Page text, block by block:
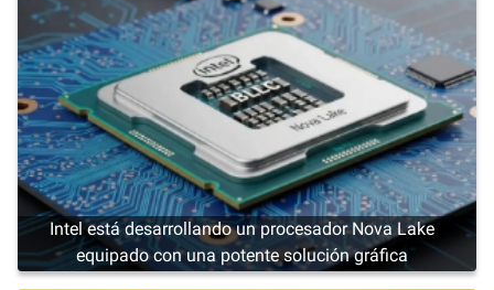
Intel está desarrollando un procesador Nova Lake
equipado con una potente solución gráfica